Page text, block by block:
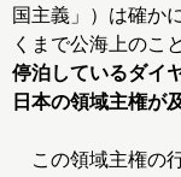
国主義」）は確か
くまで公海上のこと
停泊しているダイ
日本の領域主権が
この領域主権の